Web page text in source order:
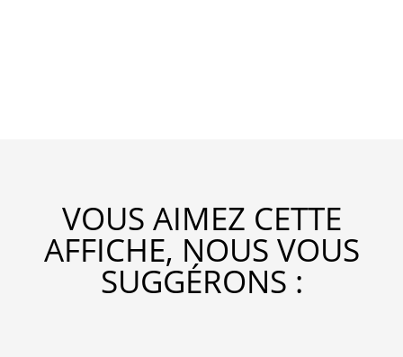
VOUS AIMEZ CETTE
AFFICHE, NOUS VOUS
SUGGÉRONS :